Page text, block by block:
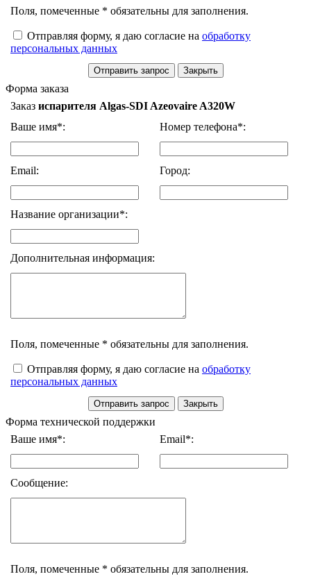
Поля, помеченные * обязательны для заполнения.
Отправляя форму, я даю согласие на обработку
персональных данных
Форма заказа
Заказ испарителя Algas-SDI Azeovaire A320W
Ваше имя*:
Номер телефона*:
Email: Город:
Название организации*:
Дополнительная информация:
Поля, помеченные * обязательны для заполнения.
Отправляя форму, я даю согласие на обработку
персональных данных
Форма технической поддержки
Ваше имя*:
Email*:
Сообщение:
Поля, помеченные * обязательны для заполнения.